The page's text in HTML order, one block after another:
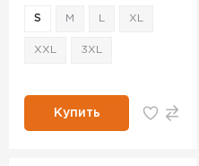
S M XL
XXL 3XL
Купить